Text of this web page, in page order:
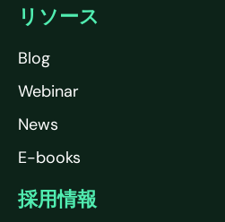
リソース
Blog
Webinar
News
E-books
採用情報